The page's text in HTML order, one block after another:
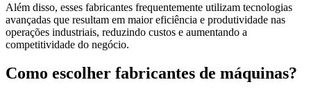
Além disso, esses fabricantes frequentemente utilizam tecnologias
avançadas que resultam em maior eficiência e produtividade nas
operações industriais, reduzindo custos e aumentando a
competitividade do negócio.
Como escolher fabricantes de máquinas?